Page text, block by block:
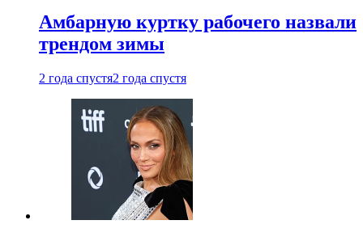
Амбарную куртку рабочего назвали
трендом зимы
2 года спустя2 года спустя